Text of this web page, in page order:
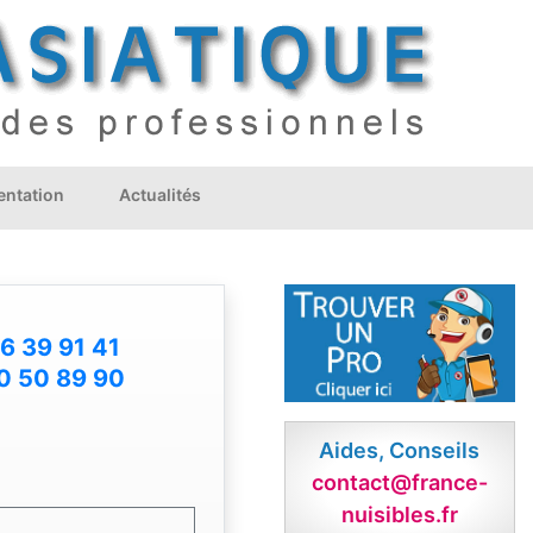
Actualités
39 91 41
50 89 90
Aides, Conseils
contact@france-
nuisibles.fr